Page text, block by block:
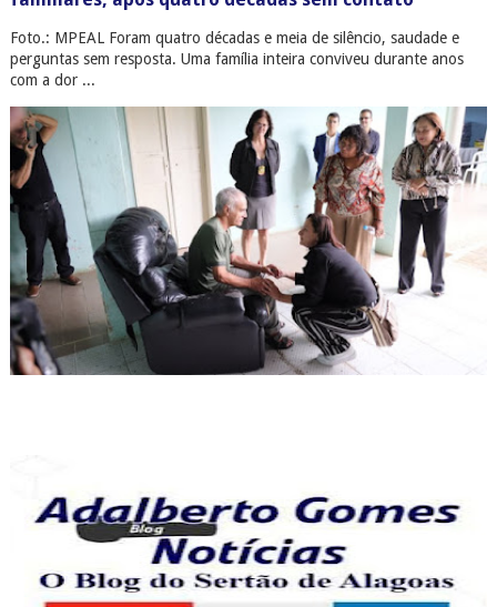
Foto.: MPEAL Foram quatro décadas e meia de silêncio, saudade e
perguntas sem resposta. Uma família inteira conviveu durante anos
com a dor ...